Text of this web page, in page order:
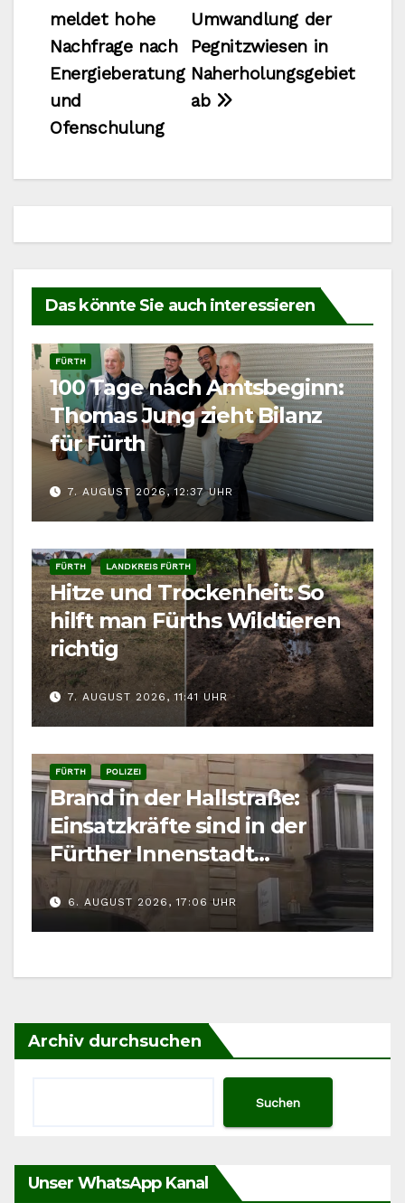
Umwandlung der
Pegnitzwiesen in
Naherholungsgebiet
ab
meldet hohe
Nachfrage nach
Energieberatung
und
Ofenschulung
Das könnte Sie auch interessieren
FÜRTH
100 Tage nach Amtsbeginn:
Thomas Jung zieht Bilanz
für Fürth
7. AUGUST 2026, 12:37 UHR
FÜRTH LANDKREIS FÜRTH
Hitze und Trockenheit: So
hilft man Fürths Wildtieren
richtig
7. AUGUST 2026, 11:41 UHR
FÜRTH POLIZEI
Brand in der Hallstraße:
Einsatzkräfte sind in der
Fürther Innenstadt
gefordert
6. AUGUST 2026, 17:06 UHR
Archiv durchsuchen
Suchen
Unser WhatsApp Kanal